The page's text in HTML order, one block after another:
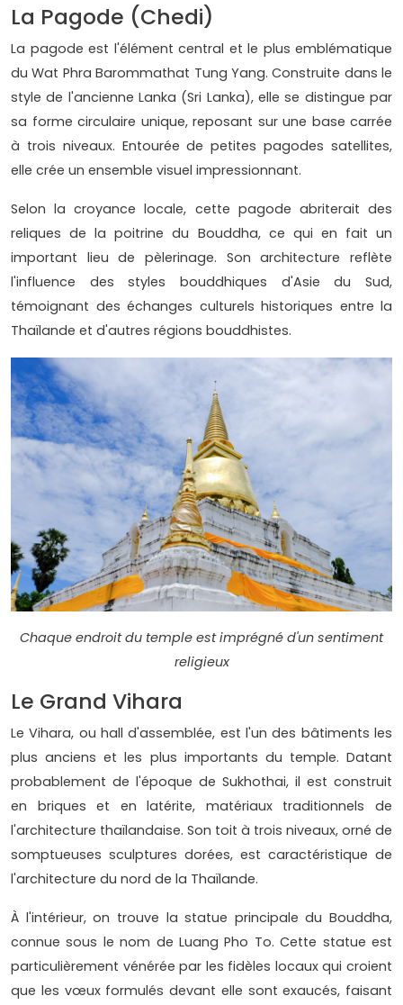
La Pagode (Chedi)
La pagode est l'élément central et le plus emblématique
du Wat Phra Barommathat Tung Yang. Construite dans le
style de l'ancienne Lanka (Sri Lanka), elle se distingue par
sa forme circulaire unique, reposant sur une base carrée
à trois niveaux. Entourée de petites pagodes satellites,
elle crée un ensemble visuel impressionnant.
Selon la croyance locale, cette pagode abriterait des
reliques de la poitrine du Bouddha, ce qui en fait un
important lieu de pèlerinage. Son architecture reflète
l'influence des styles bouddhiques d'Asie du Sud,
témoignant des échanges culturels historiques entre la
Thaïlande et d'autres régions bouddhistes.
Chaque endroit du temple est imprégné d'un sentiment
religieux
Le Grand Vihara
Le Vihara, ou hall d'assemblée, est l'un des bâtiments les
plus anciens et les plus importants du temple. Datant
probablement de l'époque de Sukhothai, il est construit
en briques et en latérite, matériaux traditionnels de
l'architecture thaïlandaise. Son toit à trois niveaux, orné de
somptueuses sculptures dorées, est caractéristique de
l'architecture du nord de la Thaïlande.
À l'intérieur, on trouve la statue principale du Bouddha,
connue sous le nom de Luang Pho To. Cette statue est
particulièrement vénérée par les fidèles locaux qui croient
que les vœux formulés devant elle sont exaucés, faisant